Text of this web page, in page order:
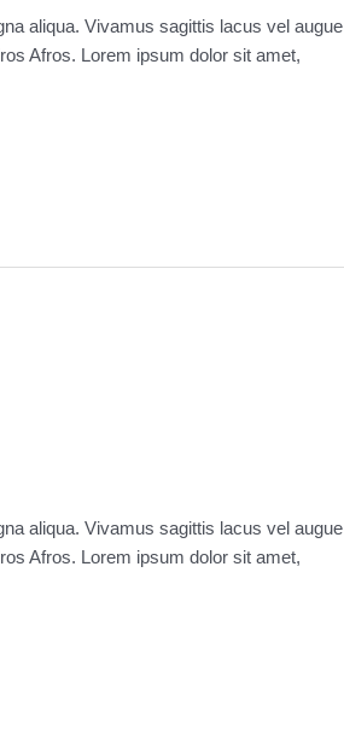
aliqua. Vivamus sagittis lacus vel augue
Afros. Lorem ipsum dolor sit amet,
aliqua. Vivamus sagittis lacus vel augue
Afros. Lorem ipsum dolor sit amet,